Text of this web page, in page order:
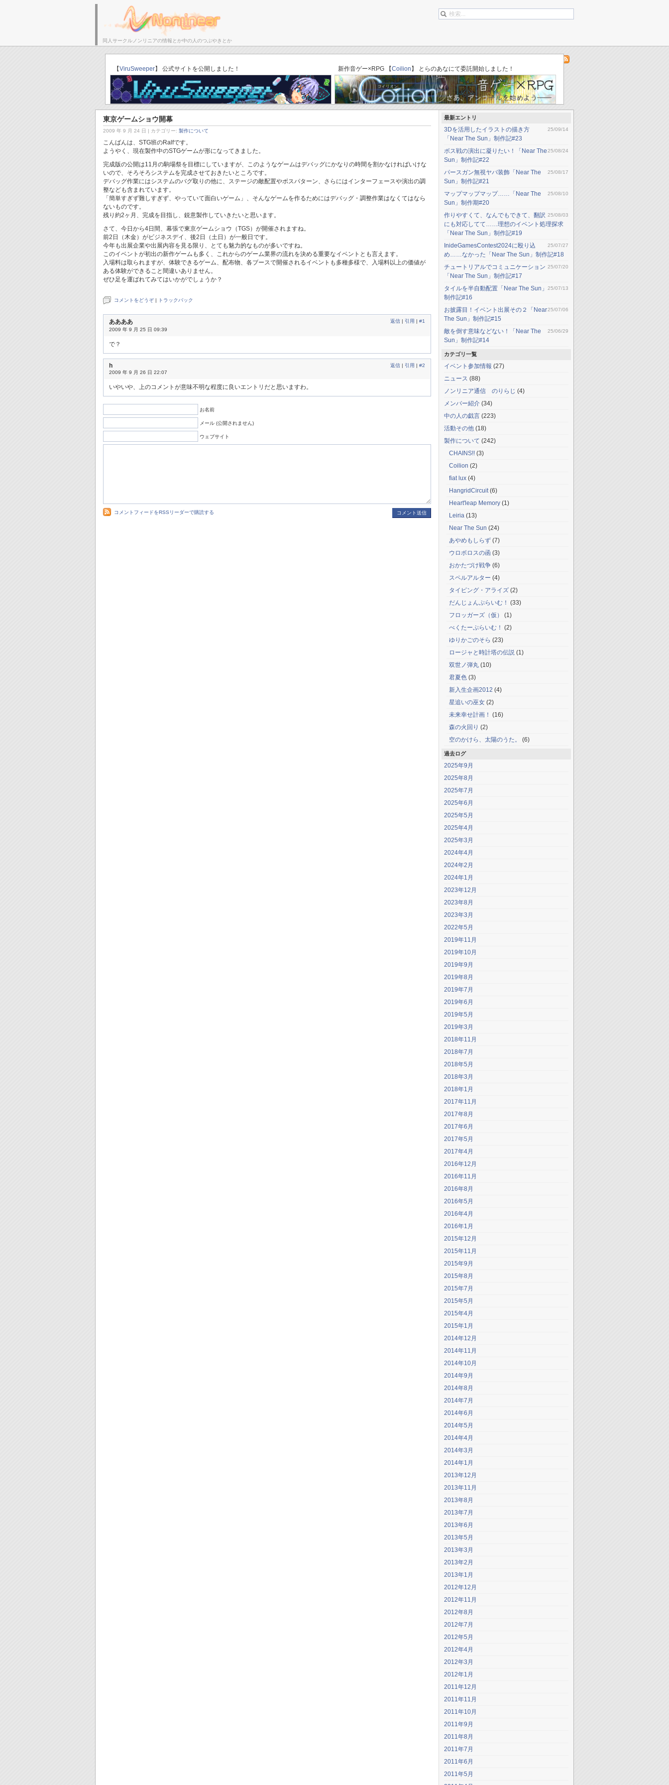
同人サークルノンリニアの情報とか中の人のつぶやきとか
【ViruSweeper】 公式サイトを公開しました！ 新作音ゲー×RPG 【Coilion 】 とらのあなにて委託開始しました！
東京ゲームショウ開幕
2009 年 9 月 24 日 | カテゴリー: 製作について
こんばんは、STG班のRalfです。
ようやく、現在製作中のSTGゲームが形になってきました。
完成版の公開は11月の駒場祭を目標にしていますが、このようなゲームはデバッグにかなりの時間を割かなければいけな
いので、そろそろシステムを完成させておきたいところです。
デバッグ作業にはシステムのバグ取りの他に、ステージの敵配置やボスパターン、さらにはインターフェースや演出の調
整なども含まれています。
「簡単すぎず難しすぎず、やっていて面白いゲーム」、そんなゲームを作るためにはデバッグ・調整作業はなくてはなら
ないものです。
残り約2ヶ月、完成を目指し、鋭意製作していきたいと思います。
さて、今日から4日間、幕張で東京ゲームショウ（TGS）が開催されますね。
前2日（木金）がビジネスデイ、後2日（土日）が一般日です。
今年も出展企業や出展内容を見る限り、とても魅力的なものが多いですね。
このイベントが初出の新作ゲームも多く、これからのゲーム業界の流れを決める重要なイベントとも言えます。
入場料は取られますが、体験できるゲーム、配布物、各ブースで開催されるイベントも多種多様で、入場料以上の価値が
ある体験ができること間違いありません。
ぜひ足を運ばれてみてはいかがでしょうか？
コメントをどうぞ | トラックバック
ああああ
2009 年 9 月 25 日 09:39
返信 | 引用 | #1
で？
h
2009 年 9 月 26 日 22:07
返信 | 引用 | #2
いやいや、上のコメントが意味不明な程度に良いエントリだと思いますわ。
お名前
メール (公開されません)
ウェブサイト
コメントフィードをRSSリーダーで購読する
最新エントリ
25/09/14
3Dを活用したイラストの描き方
「Near The Sun」制作記#23
25/08/24
ボス戦の演出に凝りたい！「Near The
Sun」制作記#22
25/08/17
パースガン無視ヤバ装飾「Near The
Sun」制作記#21
25/08/10
マップマップマップ……「Near The
Sun」制作期#20
25/08/03
作りやすくて、なんでもできて、翻訳
にも対応してて……理想のイベント処理探求
「Near The Sun」制作記#19
25/07/27
InideGamesContest2024に殴り込
め……なかった「Near The Sun」制作記#18
25/07/20
チュートリアルでコミュニケーション
「Near The Sun」制作記#17
25/07/13
タイルを半自動配置「Near The Sun」
制作記#16
25/07/06
お披露目！イベント出展その２「Near
The Sun」制作記#15
25/06/29
敵を倒す意味などない！「Near The
Sun」制作記#14
カテゴリ一覧
イベント参加情報 (27)
ニュース (88)
ノンリニア通信 のりらじ (4)
メンバー紹介 (34)
中の人の戯言 (223)
活動その他 (18)
製作について (242)
CHAINS!! (3)
Coilion (2)
fiat lux (4)
HangridCircuit(6)
Heart'leap Memory (1)
Leiria (13)
Near The Sun (24)
あやめもしらず (7)
ウロボロスの函 (3)
おかたづけ戦争 (6)
スペルアルター (4)
タイピング・アライズ (2)
だんじょんぷらいむ！ (33)
フロッガーズ（仮）
(1)
べくたーぷらいむ！ (2)
ゆりかごのそら (23)
ロージャと時計塔の伝説 (1)
双世ノ弾丸 (10)
君夏色 (3)
新入生企画2012 (4)
星追いの巫女 (2)
未来幸せ計画！ (16)
森の火回り (2)
空のかけら、太陽のうた。
(6)
過去ログ
2025年9月
2025年8月
2025年7月
2025年6月
2025年5月
2025年4月
2025年3月
2024年4月
2024年2月
2024年1月
2023年12月
2023年8月
2023年3月
2022年5月
2019年11月
2019年10月
2019年9月
2019年8月
2019年7月
2019年6月
2019年5月
2019年3月
2018年11月
2018年7月
2018年5月
2018年3月
2018年1月
2017年11月
2017年8月
2017年6月
2017年5月
2017年4月
2016年12月
2016年11月
2016年8月
2016年5月
2016年4月
2016年1月
2015年12月
2015年11月
2015年9月
2015年8月
2015年7月
2015年5月
2015年4月
2015年1月
2014年12月
2014年11月
2014年10月
2014年9月
2014年8月
2014年7月
2014年6月
2014年5月
2014年4月
2014年3月
2014年1月
2013年12月
2013年11月
2013年8月
2013年7月
2013年6月
2013年5月
2013年3月
2013年2月
2013年1月
2012年12月
2012年11月
2012年8月
2012年7月
2012年5月
2012年4月
2012年3月
2012年1月
2011年12月
2011年11月
2011年10月
2011年9月
2011年8月
2011年7月
2011年6月
2011年5月